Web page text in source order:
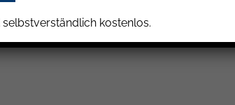
selbstverständlich kostenlos.